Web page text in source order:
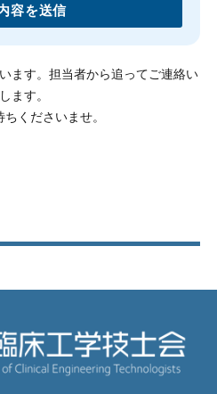
容を送信
ます。担当者から追ってご連絡い
ます。
ちくださいませ。